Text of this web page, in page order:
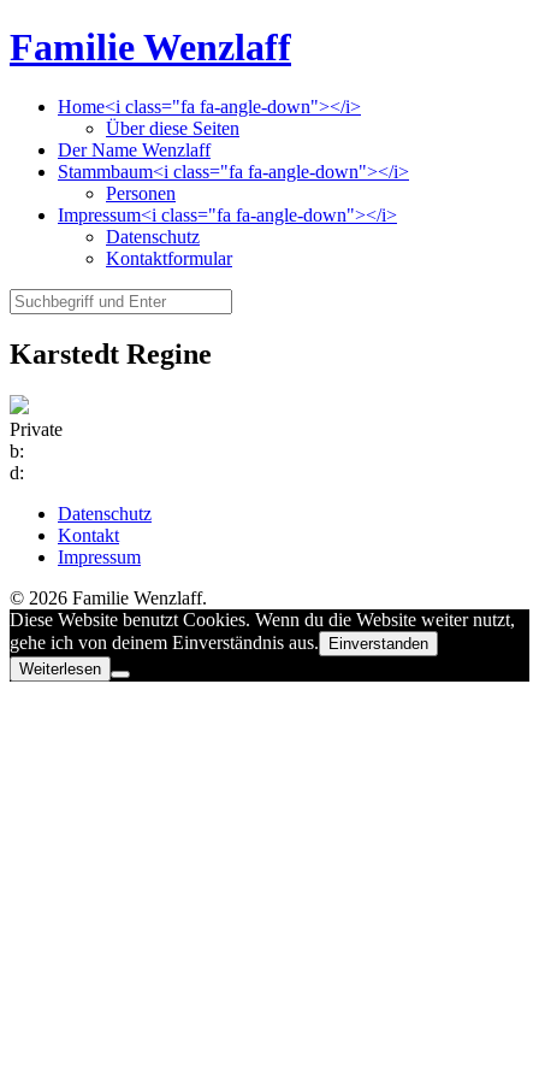
Familie Wenzlaff
Home<i class="fa fa-angle-down"></i>
Über diese Seiten
Der Name Wenzlaff
Stammbaum<i class="fa fa-angle-down"></i>
Personen
Impressum<i class="fa fa-angle-down"></i>
Datenschutz
Kontaktformular
Karstedt Regine
Private
b:
d:
Datenschutz
Kontakt
Impressum
© 2026 Familie Wenzlaff.
Diese Website benutzt Cookies. Wenn du die Website weiter nutzt,
gehe ich von deinem Einverständnis aus.
Einverstanden
Weiterlesen